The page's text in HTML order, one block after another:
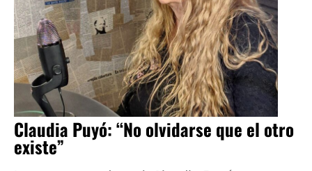
Claudia Puyó: “No olvidarse que el otro
existe”